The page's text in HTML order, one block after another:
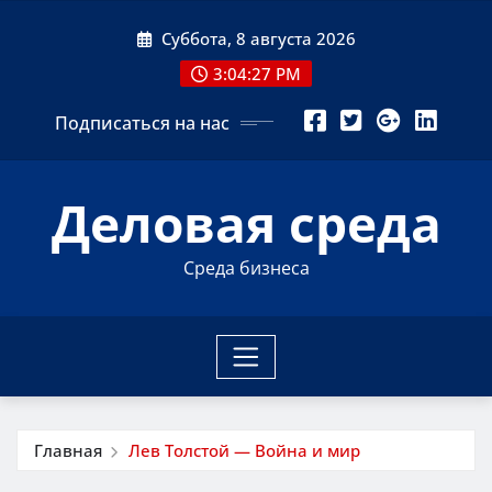
Суббота, 8 августа 2026
3:04:27 PM
Подписаться на нас
Деловая среда
Среда бизнеса
Главная Лев Толстой — Война и мир